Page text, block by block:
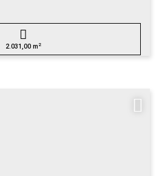
2.031,00 m 2